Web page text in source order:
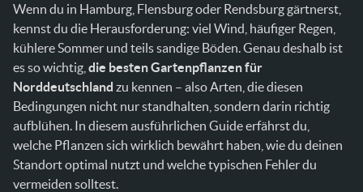
besten Gartenpflanzen für Norddeutschland
Pflanzzeiten – damit die Gartenpflanzen gut
anwachsen
Pflegeleichte Gartenkonzepte für
Norddeutschland
Typische Fehler vermeiden
Checkliste – die besten Gartenpflanzen für
Norddeutschland optimal einsetzen
FAQ – alles über die besten Gartenpflanzen für
Wenn du in Hamburg, Flensburg oder Rendsburg gärtnerst,
kennst du die Herausforderung: viel Wind, häufiger Regen,
kühlere Sommer und teils sandige Böden. Genau deshalb ist
es so wichtig, die besten Gartenpflanzen für
Norddeutschland zu kennen – also Arten, die diesen
Bedingungen nicht nur standhalten, sondern darin richtig
aufblühen. In diesem ausführlichen Guide erfährst du,
welche Pflanzen sich wirklich bewährt haben, wie du deinen
Standort optimal nutzt und welche typischen Fehler du
vermeiden solltest.